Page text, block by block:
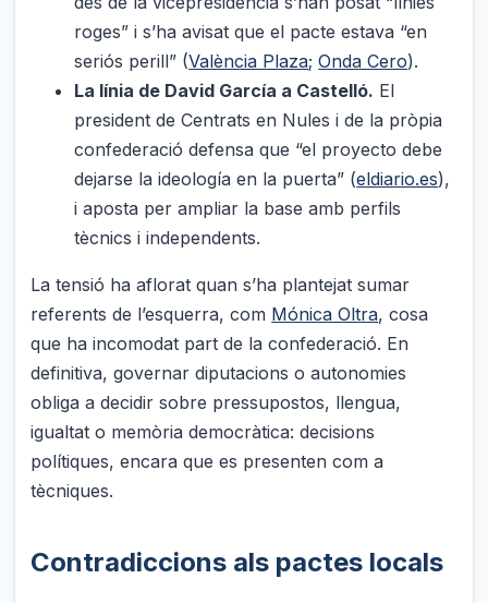
roges” i s’ha avisat que el pacte estava “en
seriós perill” (València Plaza;Onda Cero).
La línia de David García a Castelló. El
president de Centrats en Nules i de la pròpia
confederació defensa que “el proyecto debe
dejarse la ideología en la puerta” (eldiario.es),
i aposta per ampliar la base amb perfils
tècnics i independents.
La tensió ha aflorat quan s’ha plantejat sumar
referents de l’esquerra, com Mónica Oltra, cosa
que ha incomodat part de la confederació. En
definitiva, governar diputacions o autonomies
obliga a decidir sobre pressupostos, llengua,
igualtat o memòria democràtica: decisions
polítiques, encara que es presenten com a
tècniques.
Contradiccions als pactes locals